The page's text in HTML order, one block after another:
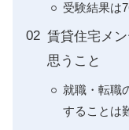
受験結果は
賃貸住宅メ
思うこと
就職・転職
することは